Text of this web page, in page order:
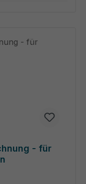
- für